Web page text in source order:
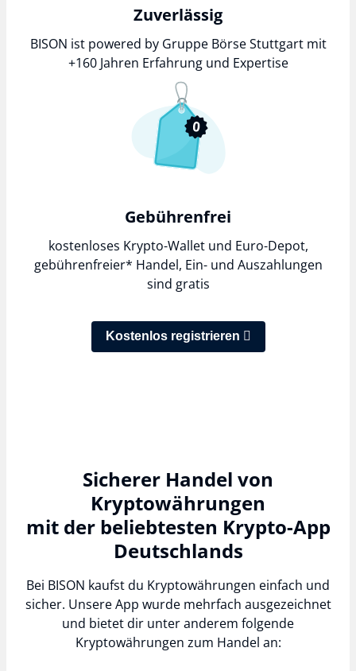
Zuverlässig
BISON ist powered by Gruppe Börse Stuttgart mit
+160 Jahren Erfahrung und Expertise
Gebührenfrei
kostenloses Krypto-Wallet und Euro-Depot,
gebührenfreier* Handel, Ein- und Auszahlungen
sind gratis
Kostenlos registrieren
Sicherer Handel von
Kryptowährungen
mit der beliebtesten Krypto-App
Deutschlands
Bei BISON kaufst du Kryptowährungen einfach und
sicher. Unsere App wurde mehrfach ausgezeichnet
und bietet dir unter anderem folgende
Kryptowährungen zum Handel an: